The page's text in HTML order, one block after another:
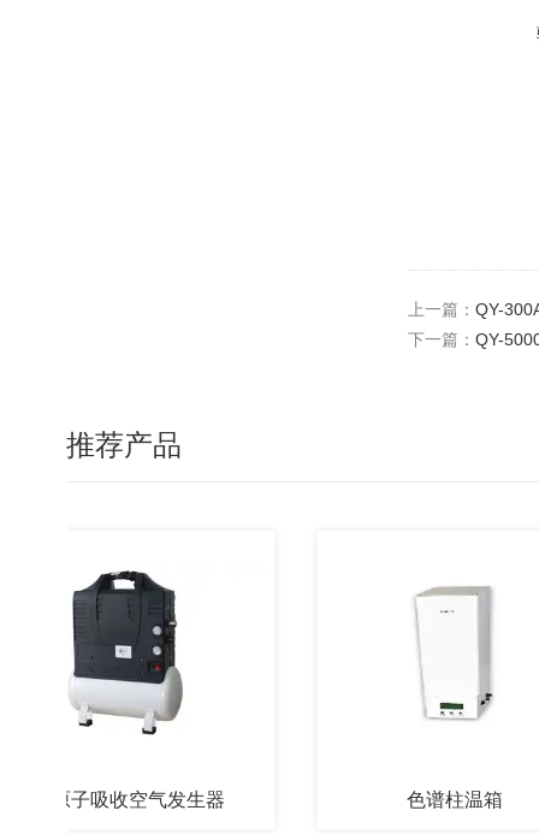
上一篇： QY-
下一篇： QY-
推荐产品
原子吸收空气发生器 色谱柱温箱